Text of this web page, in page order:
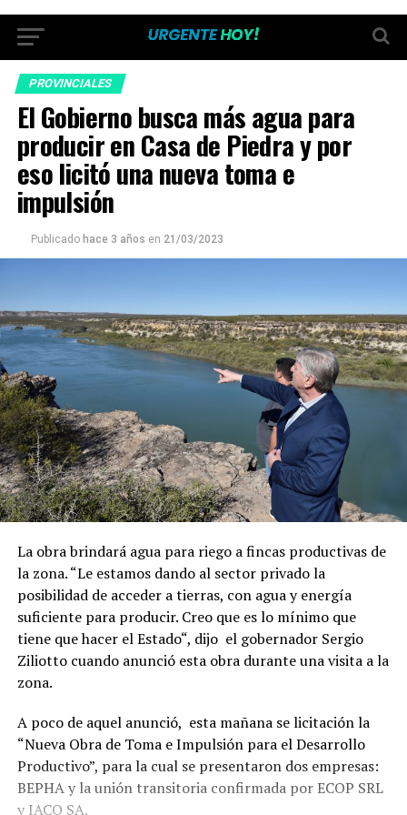
PROVINCIALES
El Gobierno busca más agua para
producir en Casa de Piedra y por
eso licitó una nueva toma e
impulsión
Publicado hace 3 años en 21/03/2023
La obra brindará agua para riego a fincas productivas de
la zona. “Le estamos dando al sector privado la
posibilidad de acceder a tierras, con agua y energía
suficiente para producir. Creo que es lo mínimo que
tiene que hacer el Estado“, dijo el gobernador Sergio
Ziliotto cuando anunció esta obra durante una visita a la
zona.
A poco de aquel anunció, esta mañana se licitación la
“Nueva Obra de Toma e Impulsión para el Desarrollo
Productivo”, para la cual se presentaron dos empresas:
BEPHA y la unión transitoria confirmada por ECOP SRL
y IACO SA.